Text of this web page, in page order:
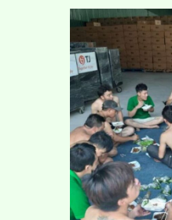
chuyển
phòng
trọ
nhà
trọ
nhanh
gọn,
đơn
giản,
giá
rẻ